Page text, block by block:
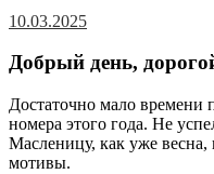
10.03.2025
Добрый день,
Достаточно мало времени
номера этого года. Не
Масленицу, как уже
мотивы.